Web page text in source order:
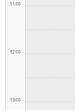
11:00
12:00
13:00